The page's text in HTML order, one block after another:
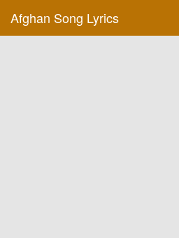
Afghan Song Lyrics